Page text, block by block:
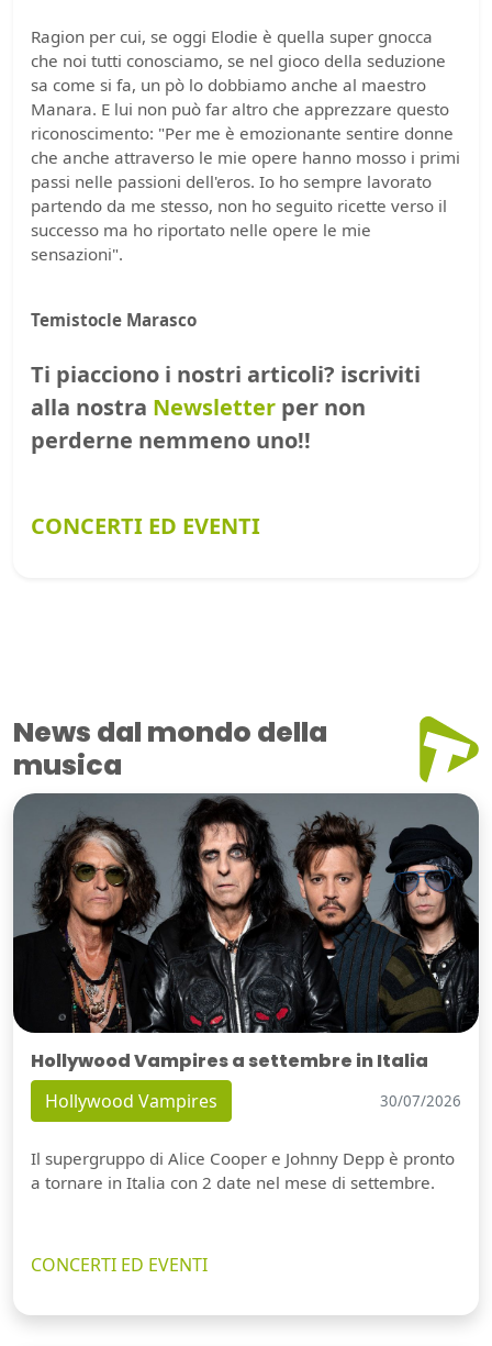
Ragion per cui, se oggi Elodie è quella super gnocca
che noi tutti conosciamo, se nel gioco della seduzione
sa come si fa, un pò lo dobbiamo anche al maestro
Manara. E lui non può far altro che apprezzare questo
riconoscimento: "Per me è emozionante sentire donne
che anche attraverso le mie opere hanno mosso i primi
passi nelle passioni dell'eros. Io ho sempre lavorato
partendo da me stesso, non ho seguito ricette verso il
successo ma ho riportato nelle opere le mie
sensazioni".
Temistocle Marasco
Ti piacciono i nostri articoli? iscriviti
alla nostra Newsletter per non
perderne nemmeno uno!!
CONCERTI ED EVENTI
News dal mondo della
musica
Hollywood Vampires a settembre in Italia
Hollywood Vampires 30/07/2026
Il supergruppo di Alice Cooper e Johnny Depp è pronto
a tornare in Italia con 2 date nel mese di settembre.
CONCERTI ED EVENTI